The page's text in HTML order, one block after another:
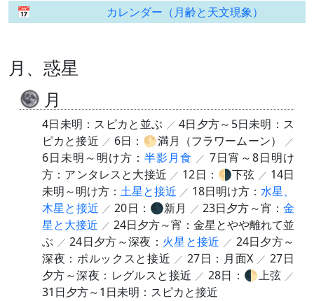
カレンダー（月齢と天文現象）
月、惑星
月
4日未明：スピカと並ぶ
4日夕方～5日未明：ス
ピカと接近
6日：🌕満月（フラワームーン）
6日未明～明け方： 半影月食
7日宵～8日明け
方：アンタレスと大接近
12日：🌗下弦
14日
未明～明け方： 土星と接近 18日明け方： 水星、
木星と接近
20日：🌑新月 23日夕方～宵：金
星と大接近
24日夕方～宵：金星とやや離れて並
ぶ
24日夕方～深夜： 火星と接近
24日夕方～
深夜：ポルックスと接近
27日：月面X
27日
夕方～深夜：レグルスと接近
28日：🌓上弦
31日夕方～1日未明：スピカと接近